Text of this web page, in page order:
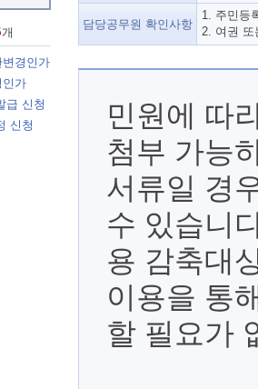
개
경인가
인가
급 신청
신청
담당공무원 확인사항
1. 주민등
2. 여권 또
민원에 따
첨부 가능
서류일 경
수 있습니
용 감축대
이용을 통
할 필요가